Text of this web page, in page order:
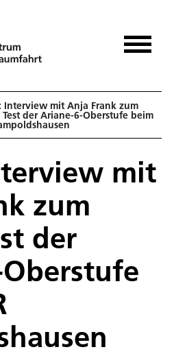
Interview mit Anja Frank zum
Test der Ariane-6-Oberstufe beim
mit
zum
der